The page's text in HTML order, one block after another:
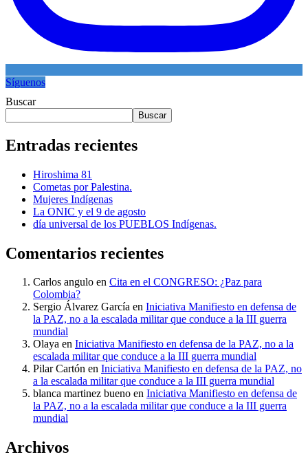
Síguenos
Buscar
Buscar
Entradas recientes
Hiroshima 81
Cometas por Palestina.
Mujeres Indígenas
La ONIC y el 9 de agosto
día universal de los PUEBLOS Indígenas.
Comentarios recientes
Carlos angulo en Cita en el CONGRESO: ¿Paz para
Colombia?
Sergio Álvarez García en Iniciativa Manifiesto en defensa de
la PAZ, no a la escalada militar que conduce a la III guerra
mundial
Olaya en Iniciativa Manifiesto en defensa de la PAZ, no a la
escalada militar que conduce a la III guerra mundial
Pilar Cartón en Iniciativa Manifiesto en defensa de la PAZ, no
a la escalada militar que conduce a la III guerra mundial
blanca martinez bueno en Iniciativa Manifiesto en defensa de
la PAZ, no a la escalada militar que conduce a la III guerra
mundial
Archivos